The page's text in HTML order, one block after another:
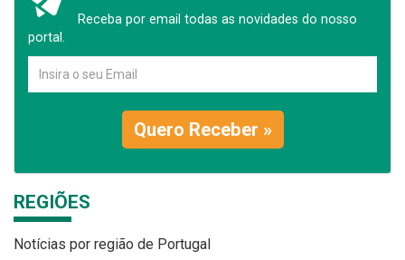
Receba por email todas as novidades do nosso
portal.
Quero Receber »
REGIÕES
Notícias por região de Portugal